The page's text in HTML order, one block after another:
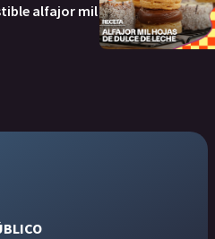
alfajor mil